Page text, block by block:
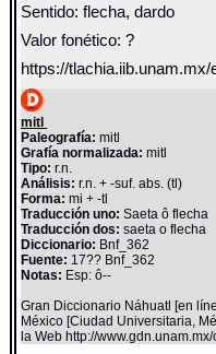
Sentido: flecha, dardo
Valor fonético: ?
https://tlachia.iib.unam.mx/
mitl
Paleografía: mitl
Grafía normalizada: mitl
Tipo: r.n.
Análisis: r.n. + -suf. abs. (tl)
Forma: mi + -tl
Traducción uno: Saeta ô flecha
Traducción dos: saeta o flecha
Diccionario: Bnf_362
Fuente: 17?? Bnf_362
Notas: Esp: ô--
Gran Diccionario Náhuatl [en
México [Ciudad Universitaria,
la Web http://